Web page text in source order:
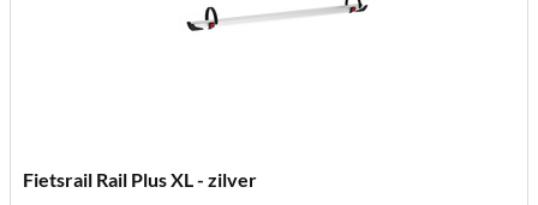
Fietsrail Rail Plus XL - zilver